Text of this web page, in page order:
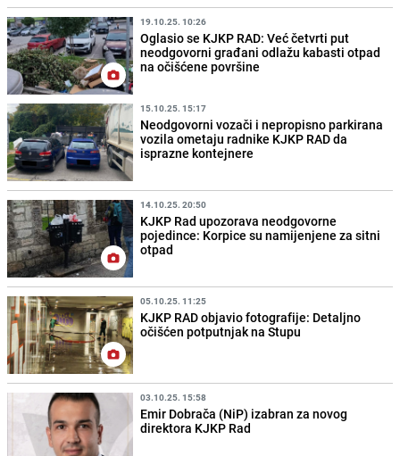
19.10.25. 10:26
Oglasio se KJKP RAD: Već četvrti put
neodgovorni građani odlažu kabasti otpad
na očišćene površine
15.10.25. 15:17
Neodgovorni vozači i nepropisno parkirana
vozila ometaju radnike KJKP RAD da
isprazne kontejnere
14.10.25. 20:50
KJKP Rad upozorava neodgovorne
pojedince: Korpice su namijenjene za sitni
otpad
05.10.25. 11:25
KJKP RAD objavio fotografije: Detaljno
očišćen potputnjak na Stupu
03.10.25. 15:58
Emir Dobrača (NiP) izabran za novog
direktora KJKP Rad